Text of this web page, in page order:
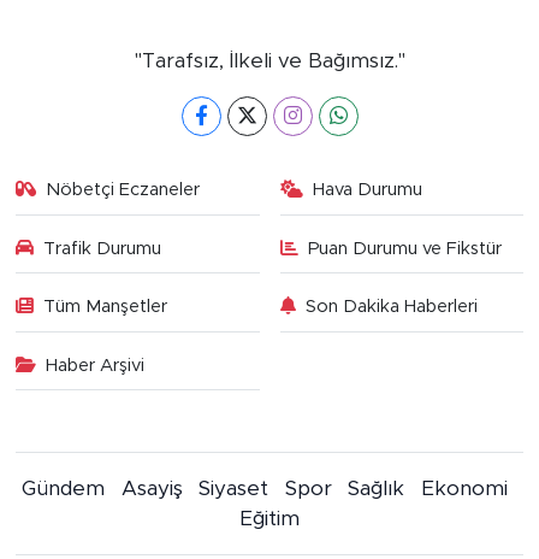
"Tarafsız, İlkeli ve Bağımsız."
Nöbetçi Eczaneler Hava Durumu
Trafik Durumu Puan Durumu ve Fikstür
Tüm Manşetler Son Dakika Haberleri
Haber Arşivi
Gündem Asayiş Siyaset Spor Sağlık
Ekonomi
Eğitim